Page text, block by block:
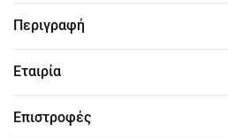
Περιγραφή
Εταιρία
Επιστροφές